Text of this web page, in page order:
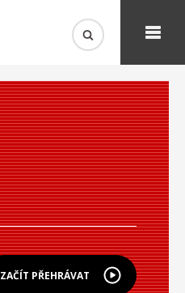
ZAČÍT PŘEHRÁVAT